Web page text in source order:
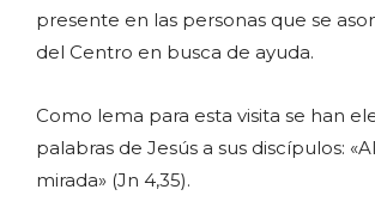
presente en las personas que se
del Centro en busca de ayuda.
Como lema para esta visita se han
palabras de Jesús a sus discípulos:
mirada» (Jn 4,35).